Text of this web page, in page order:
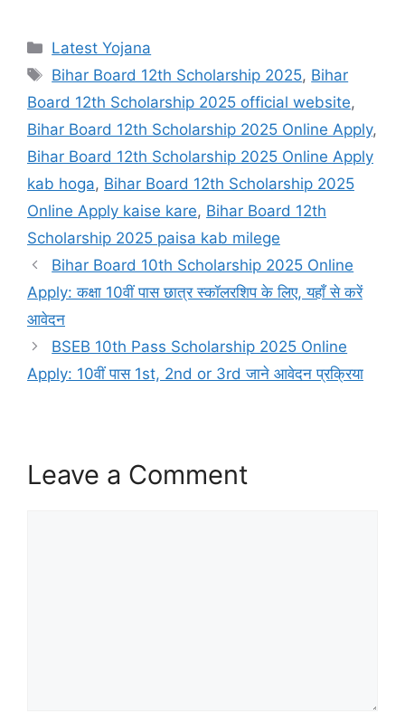
Categories
Latest Yojana
Tags
Bihar Board 12th Scholarship 2025, Bihar
Board 12th Scholarship 2025 official website,
Bihar Board 12th Scholarship 2025 Online Apply,
Bihar Board 12th Scholarship 2025 Online Apply
kab hoga, Bihar Board 12th Scholarship 2025
Online Apply kaise kare, Bihar Board 12th
Scholarship 2025 paisa kab milege
Bihar Board 10th Scholarship 2025 Online
Apply: कक्षा 10वीं पास छात्र स्कॉलरशिप के लिए, यहाँ से करें
आवेदन
BSEB 10th Pass Scholarship 2025 Online
Apply: 10वीं पास 1st, 2nd or 3rd जाने आवेदन प्रक्रिया
Leave a Comment